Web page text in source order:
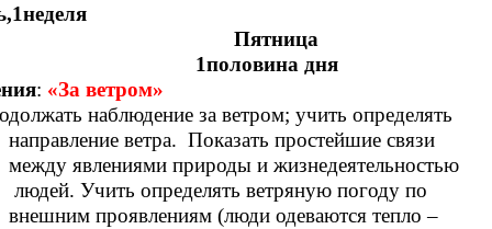
дня
: «За ветром»
наблюдение за ветром; учить определять
направление ветра. Показать простейшие связи
между явлениями природы и жизнедеятельностью
людей. Учить определять ветряную погоду по
внешним проявлениям (люди одеваются тепло –